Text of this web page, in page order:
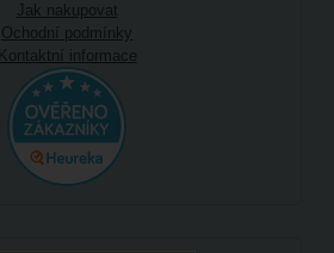
Jak nakupovat
Ochodní podmínky
Kontaktní informace